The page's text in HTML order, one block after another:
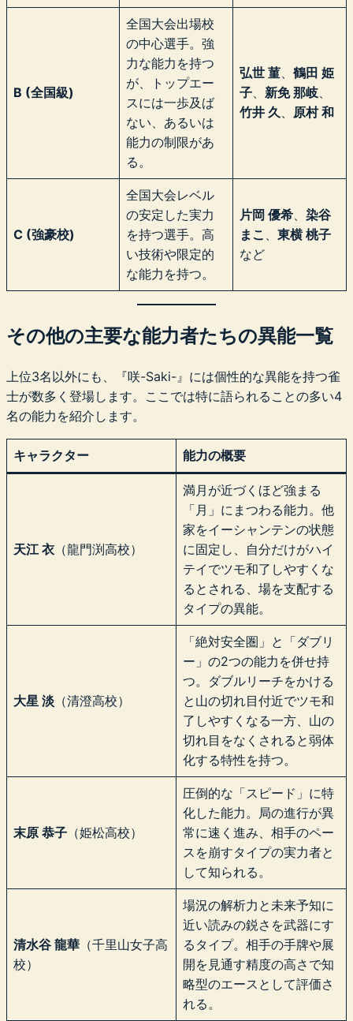
B (全国級)
全国大会出場校
の中心選手。強
力な能力を持つ
が、トップエー
スには一歩及ば
ない、あるいは
能力の制限があ
る。
弘世 菫、 鶴田 姫
子、 新免 那岐、
竹井 久、 原村 和
C (強豪校)
全国大会レベル
の安定した実力
を持つ選手。高
い技術や限定的
な能力を持つ。
片岡 優希、 染谷
まこ 、 東横 桃子
など
その他の主要な能力者たちの異能一覧
上位3名以外にも、『咲-Saki-』には個性的な異能を持つ雀
士が数多く登場します。ここでは特に語られることの多い4
名の能力を紹介します。
キャラクター 能力の概要
天江 衣 （龍門渕高校）
満月が近づくほど強まる
「月」にまつわる能力。他
家をイーシャンテンの状態
に固定し、自分だけがハイ
テイでツモ和了しやすくな
るとされる、場を支配する
タイプの異能。
大星 淡 （清澄高校）
「絶対安全圏」と「ダブリ
ー」の2つの能力を併せ持
つ。ダブルリーチをかける
と山の切れ目付近でツモ和
了しやすくなる一方、山の
切れ目をなくされると弱体
化する特性を持つ。
末原 恭子 （姫松高校）
圧倒的な「スピード」に特
化した能力。局の進行が異
常に速く進み、相手のペー
スを崩すタイプの実力者と
して知られる。
清水谷 龍華 （千里山女子高
校）
場況の解析力と未来予知に
近い読みの鋭さを武器にす
るタイプ。相手の手牌や展
開を見通す精度の高さで知
略型のエースとして評価さ
れる。